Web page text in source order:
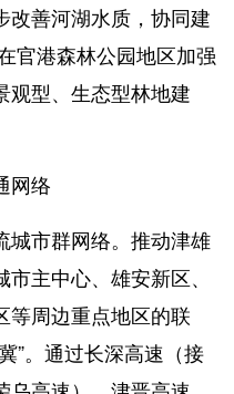
改善河湖水质，协同建
官港森林公园地区加强
观型、生态型林地建
网络
市群网络。推动津雄
主中心、雄安新区、
等周边重点地区的联
”。通过长深高速（接